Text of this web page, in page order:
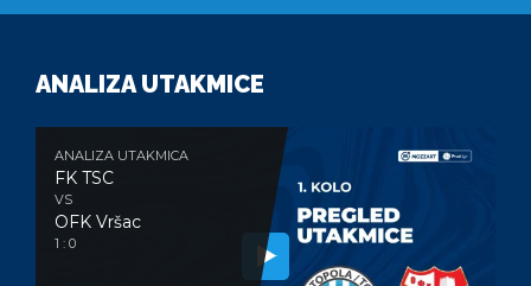
ANALIZA UTAKMICE
ANALIZA UTAKMICA
FK TSC
VS
OFK Vršac
1 : 0